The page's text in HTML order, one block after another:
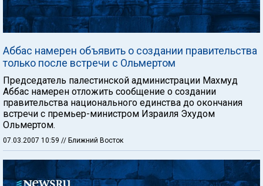
Аббас намерен объявить о создании правительства
только после встречи с Ольмертом
Председатель палестинской администрации Махмуд
Аббас намерен отложить сообщение о создании
правительства национального единства до окончания
встречи с премьер-министром Израиля Эхудом
Ольмертом.
07.03.2007 10:59 // Ближний Восток